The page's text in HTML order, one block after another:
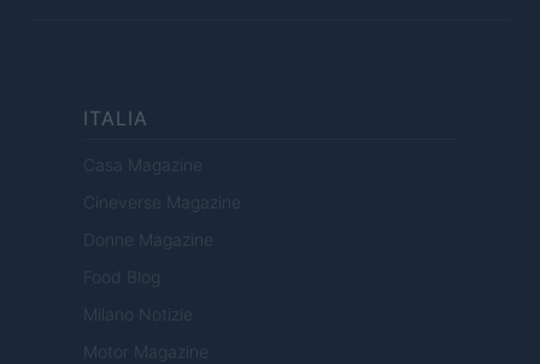
ITALIA
Casa Magazine
Cineverse Magazine
Donne Magazine
Food Blog
Milano Notizie
Motor Magazine